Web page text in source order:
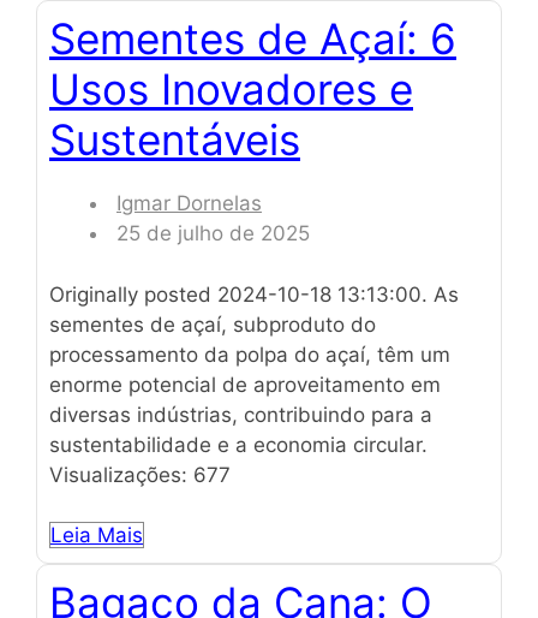
Sementes de Açaí: 6
Usos Inovadores e
Sustentáveis
Igmar Dornelas
25 de julho de 2025
Originally posted 2024-10-18 13:13:00. As
sementes de açaí, subproduto do
processamento da polpa do açaí, têm um
enorme potencial de aproveitamento em
diversas indústrias, contribuindo para a
sustentabilidade e a economia circular.
Visualizações: 677
Leia Mais
Bagaço da Cana: O